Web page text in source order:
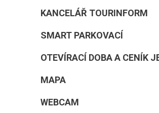
KANCELÁŘ TOURINFORM
SMART PARKOVACÍ
OTEVÍRACÍ DOBA A CENÍK
MAPA
WEBCAM